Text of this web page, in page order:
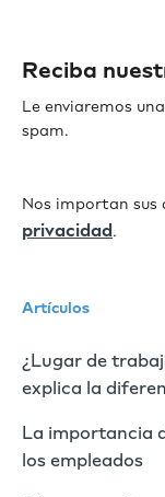
Reciba
Le enviaremos
spam.
Nos importan sus
privacidad.
Artículos
¿Lugar de
explica la
La importancia
los empleados